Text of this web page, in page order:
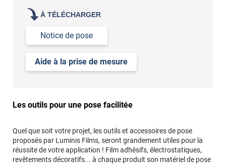
À TÉLÉCHARGER
Notice de pose
Aide à la prise de mesure
Les outils pour une pose facilitée
Quel que soit votre projet, les outils et accessoires de pose
proposés par Luminis Films, seront grandement utiles pour la
réussite de votre application ! Film adhésifs, électrostatiques,
revêtements décoratifs... à chaque produit son matériel de pose